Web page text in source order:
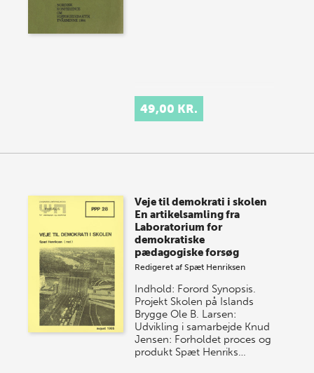
49,00 KR.
Veje til demokrati i skolen
En artikelsamling fra
Laboratorium for
demokratiske
pædagogiske forsøg
Redigeret afSpæt Henriksen
Indhold: Forord Synopsis.
Projekt Skolen på Islands
Brygge Ole B. Larsen:
Udvikling i samarbejde Knud
Jensen: Forholdet proces og
produkt Spæt Henriks…